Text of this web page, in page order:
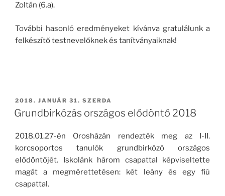
Zoltán (6.a).
További hasonló eredményeket kívánva gratulálunk a
felkészítő testnevelőknek és tanítványaiknak!
BEKÜLDVE:
2018. JANUÁR 31. SZERDA
Grundbirkózás országos elődöntő 2018
2018.01.27-én Orosházán rendezték meg az I-II.
korcsoportos tanulók grundbirkózó országos
elődöntőjét. Iskolánk három csapattal képviseltette
magát a megmérettetésen: két leány és egy fiú
csapattal.